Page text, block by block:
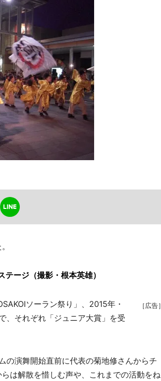
ージ（撮影・根本英雄）
［広告］
ソーラン祭り」、2015年・
、それぞれ「ジュニア大賞」を受
の演舞開始直前に代表の菊地修さんからチ
は解散を惜しむ声や、これまでの活動をね